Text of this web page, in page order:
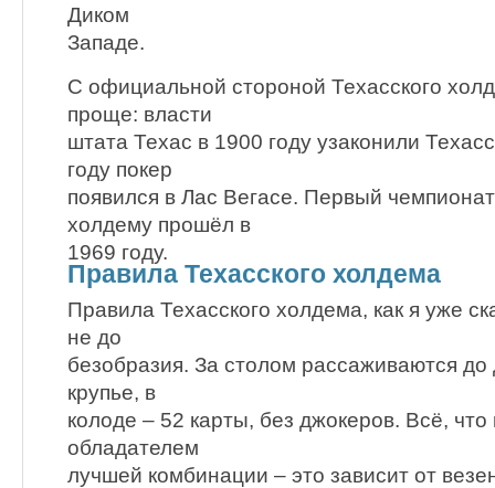
Диком
Западе.
С официальной стороной Техасского
проще: власти
штата Техас в 1900 году узаконили
году покер
появился в Лас Вегасе. Первый
холдему прошёл в
1969 году.
Правила Техасского холдема
Правила Техасского холдема, как я уже
не до
безобразия. За столом рассаживаются до
крупье, в
колоде – 52 карты, без джокеров. Всё, что
обладателем
лучшей комбинации – это зависит от